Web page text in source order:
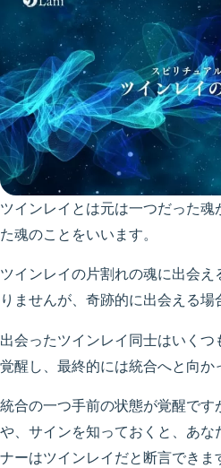
ツインレイとは元は一つだった魂
た魂のことをいいます。
ツインレイの片割れの魂に出会
りませんが、奇跡的に出会える場
出会ったツインレイ同士はいくつ
覚醒し、最終的には統合へと向か
統合の一つ手前の状態が覚醒です
や、サインを知っておくと、あな
ナーはツインレイだと断言できま